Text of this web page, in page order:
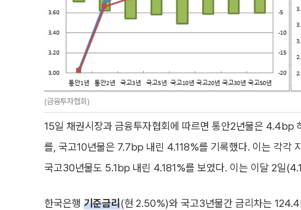
(금융투자협회)
15일 채권시장과 금융투자협회에 따르면 통안2년물은
를, 국고10년물은 7.7bp 내린 4.118%를 기록했다. 이는 각
국고30년물도 5.1bp 내린 4.181%를 보였다. 이는 이달 2일
한국은행 기준금리(현 2.50%)와 국고3년물간 금리차는